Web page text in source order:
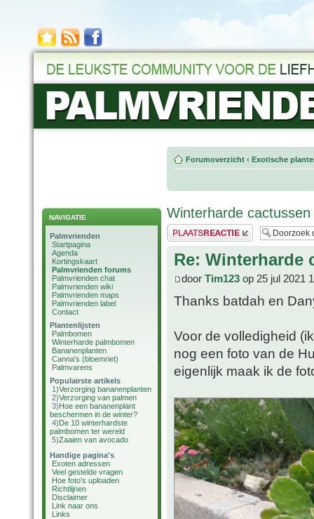
NAVIGATIE
Palmvrienden
Startpagina
Agenda
Kortingskaart
Palmvrienden forums
Palmvrienden chat
Palmvrienden wiki
Palmvrienden maps
Palmvrienden label
Contact
Plantenlijsten
Palmbomen
Winterharde palmbomen
Bananenplanten
Canna's (bloemriet)
Palmvarens
Populairste artikels
1)Verzorging bananenplanten
2)Verzorging van palmen
3)Hoe een bananenplant
beschermen in de winter?
4)De 10 winterhardste
palmbomen ter wereld
5)Zaaien van avocado
Handige pagina's
Exoten adressen
Veel gestelde vragen
Hoe foto's uploaden
Richtlijnen
Disclaimer
Link naar ons
Links
Forumoverzicht ‹ Exotische
Winterharde cactussen
Plaats een reactie
Re: Winterharde
door Tim123 op 25 jul 2021
Thanks batdah en
Voor de volledigheid
nog een foto van de
eigenlijk maak ik de